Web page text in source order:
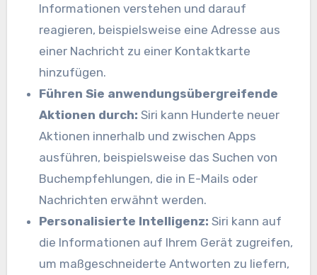
Informationen verstehen und darauf
reagieren, beispielsweise eine Adresse aus
einer Nachricht zu einer Kontaktkarte
hinzufügen.
Führen Sie anwendungsübergreifende
Aktionen durch: Siri kann Hunderte neuer
Aktionen innerhalb und zwischen Apps
ausführen, beispielsweise das Suchen von
Buchempfehlungen, die in E-Mails oder
Nachrichten erwähnt werden.
Personalisierte Intelligenz: Siri kann auf
die Informationen auf Ihrem Gerät zugreifen,
um maßgeschneiderte Antworten zu liefern,